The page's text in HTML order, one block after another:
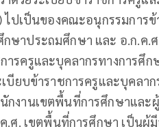
ไปเป็นของคณะอนุกรรมการ
ษาประถมศึกษา และ อ.ก.ค.
ารครูและบุคลากรทางการศึ
บียบข้าราชการครูและบุคลา
กงานเขตพื้นที่การศึกษาแล
.ศ. เขตพื้นที่การศึกษา เป็นผู้